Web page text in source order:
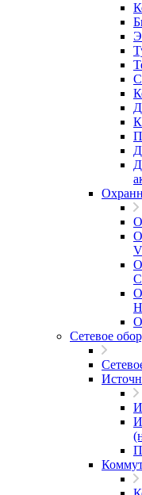
Сетевое